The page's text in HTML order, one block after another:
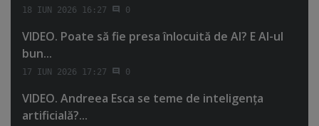
18 IUN 2026 16:27 0
VIDEO. Poate să fie presa înlocuită de AI? E AI-ul
bun...
17 IUN 2026 17:27 0
VIDEO. Andreea Esca se teme de inteligenţa
artificială?...